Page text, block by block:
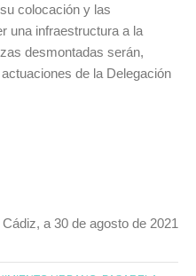
colocación y las
una infraestructura a la
desmontadas serán,
de la Delegación
Cádiz, a 30 de agosto de 2021